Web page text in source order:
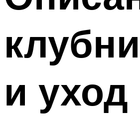
и уход